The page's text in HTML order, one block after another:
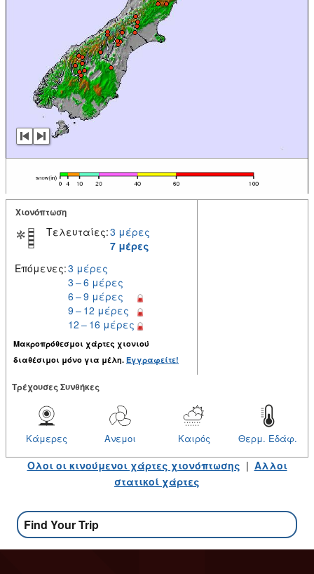
Χιονόπτωση
Τελευταίες:3 μέρες
7 μέρες
Επόμενες:3 μέρες
3 – 6 μέρες
6 – 9 μέρες
9 – 12 μέρες
12 – 16 μέρες
Μακροπρόθεσμοι χάρτες χιονιού
διαθέσιμοι μόνο για μέλη. Εγγραφείτε!
Tρέχουσες Συνθήκες
Θερμ. Εδάφ.
Καιρός
Ανεμοι
Κάμερες
Ολοι οι κινούμενοι χάρτες χιονόπτωσης | Αλλοι
στατικοί χάρτες
Find Your Trip